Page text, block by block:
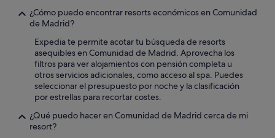
¿Cómo puedo encontrar resorts económicos en Comunidad
de Madrid?
Expedia te permite acotar tu búsqueda de resorts
asequibles en Comunidad de Madrid. Aprovecha los
filtros para ver alojamientos con pensión completa u
otros servicios adicionales, como acceso al spa. Puedes
seleccionar el presupuesto por noche y la clasificación
por estrellas para recortar costes.
¿Qué puedo hacer en Comunidad de Madrid cerca de mi
resort?